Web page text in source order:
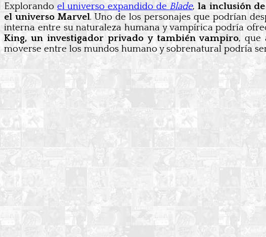
Explorando el universo expandido de Blade,la inclusión
el universo Marvel. Uno de los personajes que podrían
interna entre su naturaleza humana y vampírica podría
King, un investigador privado y también vampiro, que
moverse entre los mundos humano y sobrenatural podría